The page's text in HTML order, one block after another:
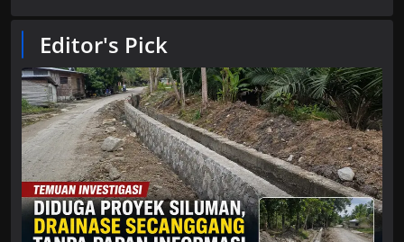
Editor's Pick